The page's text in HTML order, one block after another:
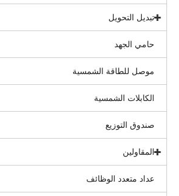
تبديل التحويل
حامي الجهد
موصل للطاقة الشمسية
الكابلات الشمسية
صندوق التوزيع
المقاولين
عداد متعدد الوظائف